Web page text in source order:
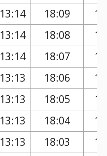
13:14 18:09
13:14 18:08
13:14 18:07
13:13 18:06
13:13 18:05
13:13 18:04
13:13 18:03